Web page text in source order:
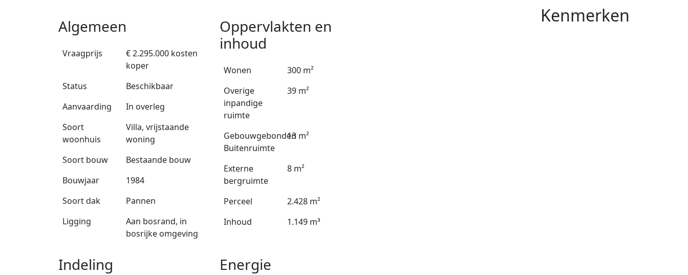
Algemeen
Vraagprijs
€ 2.295.000 kosten
koper
Status
Beschikbaar
Aanvaarding
In overleg
Soort
woonhuis
Villa, vrijstaande
woning
Soort bouw
Bestaande bouw
Bouwjaar
1984
Soort dak
Pannen
Ligging
Aan bosrand, in
bosrijke omgeving
Oppervlakten en
inhoud
Wonen
300 m²
Overige
inpandige
ruimte
39 m²
Gebouwgebonden
Buitenruimte
13 m²
Externe
bergruimte
8 m²
Perceel
2.428 m²
Inhoud
1.149 m³
Indeling Energie
Kenmerken